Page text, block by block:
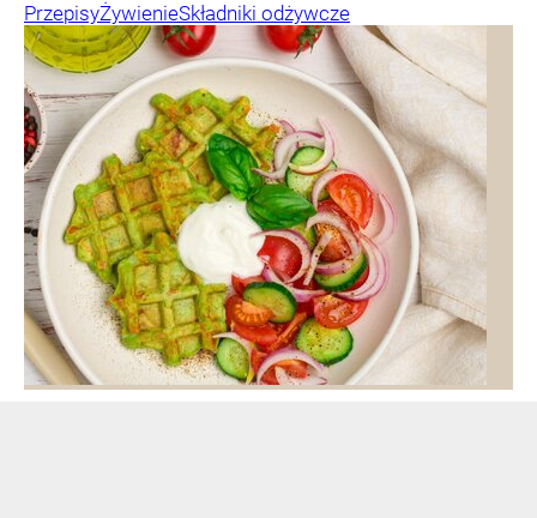
PrzepisyŻywienieSkładniki odżywcze